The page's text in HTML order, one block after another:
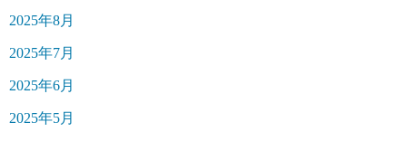
2025年8月
2025年7月
2025年6月
2025年5月